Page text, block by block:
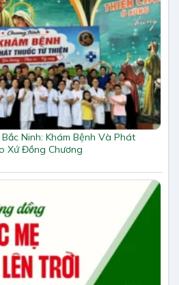
Ninh: Khám Bệnh Và Phát
Xứ Đồng Chương